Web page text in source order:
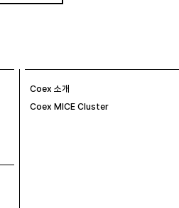
Coex 소개
Coex MICE Cluster